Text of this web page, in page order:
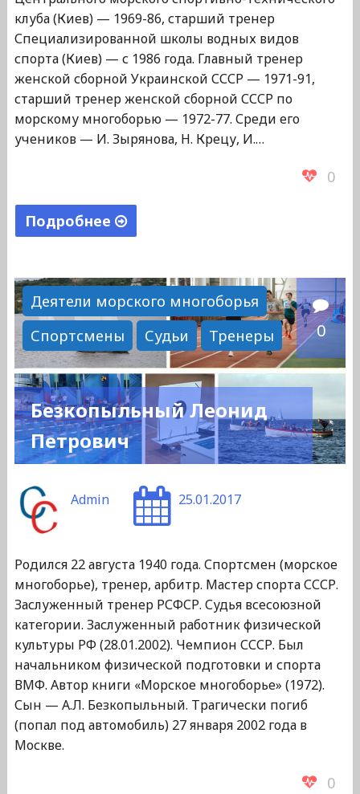
клуба (Киев) — 1969-86, старший тренер
Специализированной школы водных видов
спорта (Киев) — с 1986 года. Главный тренер
женской сборной Украинской СССР — 1971-91,
старший тренер женской сборной СССР по
морскому многоборью — 1972-77. Среди его
учеников — И. Зырянова, Н. Крецу, И.…
0
Подробнее
Петрович"
Деятели морского многоборья
Спортсмены
Судьи Тренеры 0
Безкопыльный Леонид
Петрович
Admin 25.01.2017
Родился 22 августа 1940 года. Спортсмен (морское
многоборье), тренер, арбитр. Мастер спорта СССР.
Заслуженный тренер РСФСР. Судья всесоюзной
категории. Заслуженный работник физической
культуры РФ (28.01.2002). Чемпион СССР. Был
начальником физической подготовки и спорта
ВМФ. Автор книги «Морское многоборье» (1972).
Сын — А.Л. Безкопыльный. Трагически погиб
(попал под автомобиль) 27 января 2002 года в
Москве.
0